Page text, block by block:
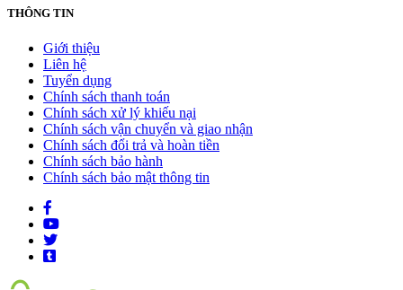
THÔNG TIN
Giới thiệu
Liên hệ
Tuyển dụng
Chính sách thanh toán
Chính sách xử lý khiếu nại
Chính sách vận chuyển và giao nhận
Chính sách đổi trả và hoàn tiền
Chính sách bảo hành
Chính sách bảo mật thông tin